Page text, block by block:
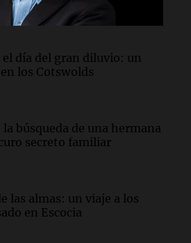
el día del gran diluvio: un
los Cotswolds
búsqueda de una hermana
secreto familiar
las almas: un viaje a los
en Escocia